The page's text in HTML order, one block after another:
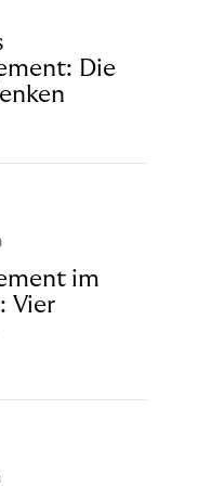
Die
im
Vier